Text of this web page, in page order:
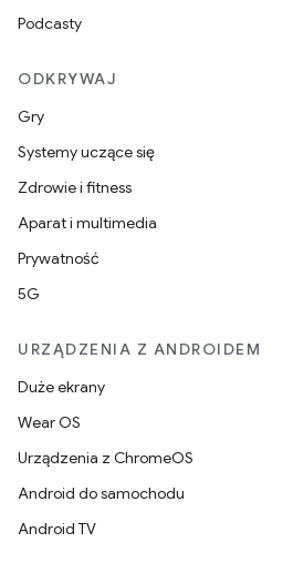
Podcasty
ODKRYWAJ
Gry
Systemy uczące się
Zdrowie i fitness
Aparat i multimedia
Prywatność
5G
URZĄDZENIA Z ANDROIDEM
Duże ekrany
Wear OS
Urządzenia z ChromeOS
Android do samochodu
Android TV